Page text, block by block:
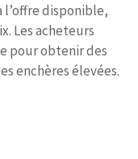
disponible,
Les acheteurs
pour obtenir des
enchères élevées.